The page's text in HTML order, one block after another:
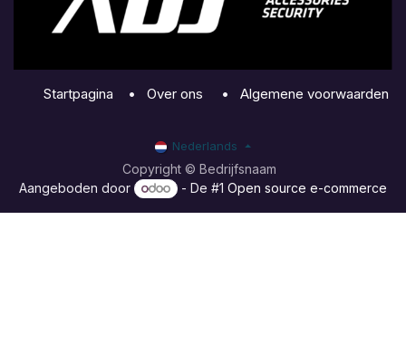
Startpagina • Over ons • Algemene voorwaarden
Copyright © Bedrijfsnaam
Nederlands
Aangeboden door - De #1Open source e-commerce